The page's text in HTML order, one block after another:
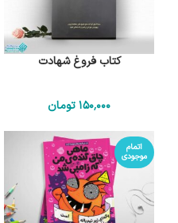
کتاب فروغ شهادت
150٬000تومان
اتمام
موجودی